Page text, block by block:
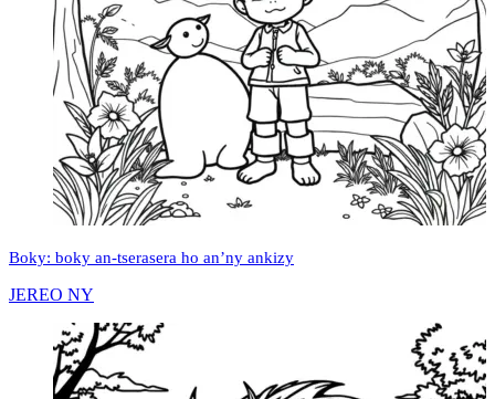
Boky: boky an-tserasera ho an’ny ankizy
JEREO NY